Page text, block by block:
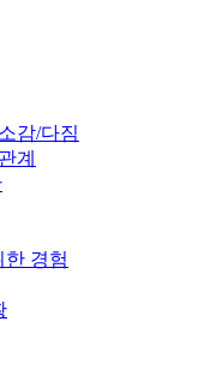
감/다짐
계
한 경험